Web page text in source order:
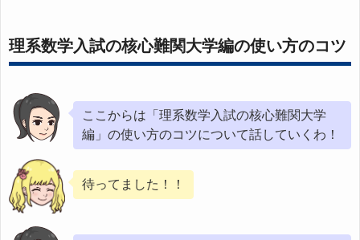
理系数学入試の核心難関大学編の使い方のコツ
ここからは「理系数学入試の核心難関大学
編」の使い方のコツについて話していくわ！
待ってました！！